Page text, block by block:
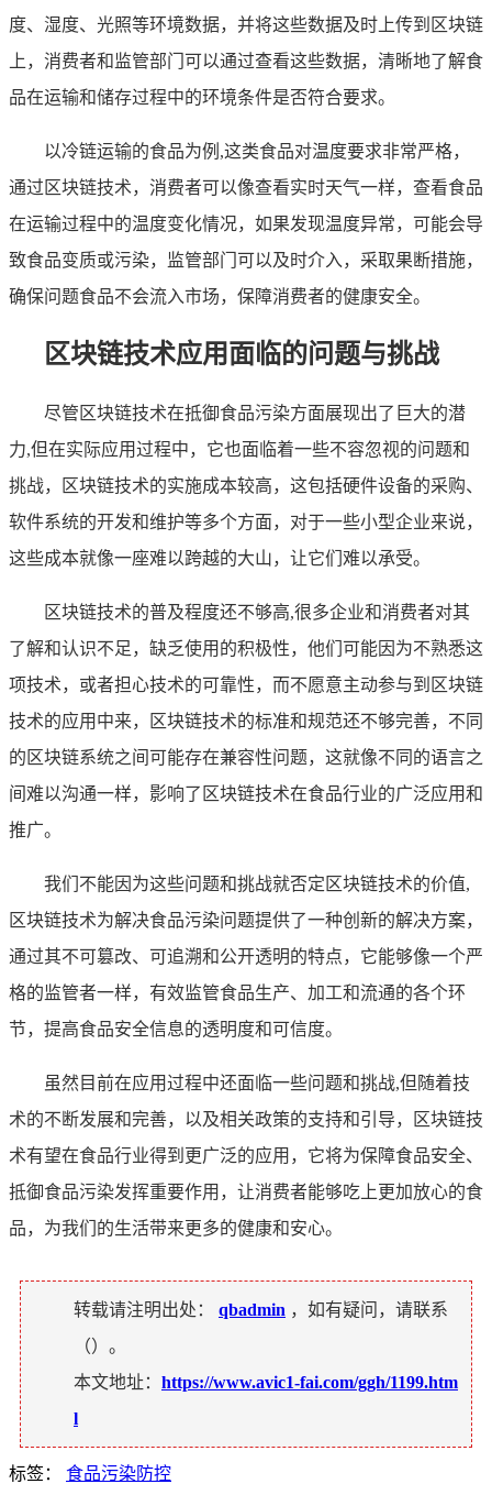
度、湿度、光照等环境数据，并将这些数据及时上传到区块链
上，消费者和监管部门可以通过查看这些数据，清晰地了解食
品在运输和储存过程中的环境条件是否符合要求。
以冷链运输的食品为例,这类食品对温度要求非常严格，
通过区块链技术，消费者可以像查看实时天气一样，查看食品
在运输过程中的温度变化情况，如果发现温度异常，可能会导
致食品变质或污染，监管部门可以及时介入，采取果断措施，
确保问题食品不会流入市场，保障消费者的健康安全。
区块链技术应用面临的问题与挑战
尽管区块链技术在抵御食品污染方面展现出了巨大的潜
力,但在实际应用过程中，它也面临着一些不容忽视的问题和
挑战，区块链技术的实施成本较高，这包括硬件设备的采购、
软件系统的开发和维护等多个方面，对于一些小型企业来说，
这些成本就像一座难以跨越的大山，让它们难以承受。
区块链技术的普及程度还不够高,很多企业和消费者对其
了解和认识不足，缺乏使用的积极性，他们可能因为不熟悉这
项技术，或者担心技术的可靠性，而不愿意主动参与到区块链
技术的应用中来，区块链技术的标准和规范还不够完善，不同
的区块链系统之间可能存在兼容性问题，这就像不同的语言之
间难以沟通一样，影响了区块链技术在食品行业的广泛应用和
推广。
我们不能因为这些问题和挑战就否定区块链技术的价值,
区块链技术为解决食品污染问题提供了一种创新的解决方案，
通过其不可篡改、可追溯和公开透明的特点，它能够像一个严
格的监管者一样，有效监管食品生产、加工和流通的各个环
节，提高食品安全信息的透明度和可信度。
虽然目前在应用过程中还面临一些问题和挑战,但随着技
术的不断发展和完善，以及相关政策的支持和引导，区块链技
术有望在食品行业得到更广泛的应用，它将为保障食品安全、
抵御食品污染发挥重要作用，让消费者能够吃上更加放心的食
品，为我们的生活带来更多的健康和安心。
转载请注明出处： qbadmin ，如有疑问，请联系
（）。
本文地址： https://www.avic1-fai.com/ggh/1199.htm
l
标签： 食品污染防控